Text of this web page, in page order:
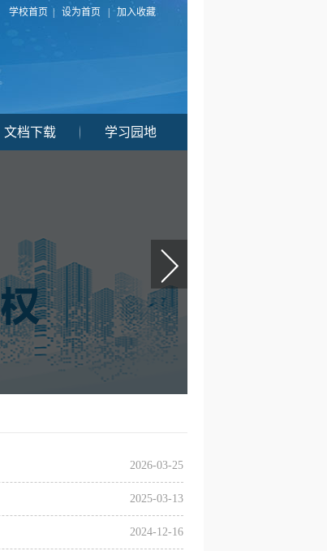
学校首页 设为首页 加入收藏
文档下载 学习园地
2026-03-25
2025-03-13
2024-12-16